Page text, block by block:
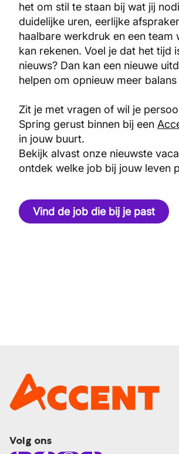
het om stil te staan bij wat jij
duidelijke uren, eerlijke
haalbare werkdruk en een team
kan rekenen. Voel je dat het tijd
nieuws? Dan kan een nieuwe
helpen om opnieuw meer
Zit je met vragen of wil je
Spring gerust binnen bij een
in jouw buurt.
Bekijk alvast onze nieuwste
ontdek welke job bij jouw leven
Vind de job die bij je past
Volg ons